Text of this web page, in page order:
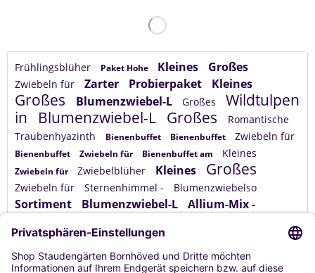
Frühlingsblüher Paket Hohe Kleines Großes
Zwiebeln für Zarter Probierpaket Kleines
Großes Blumenzwiebel-L Großes
Wildtulpen
in
Blumenzwiebel-L Großes
Romantische
Traubenhyazinth
Bienenbuffet Bienenbuffet Zwiebeln für
Bienenbuffet Zwiebeln für Bienenbuffet am Kleines
Zwiebeln für Zwiebelblüher Kleines Großes
Zwiebeln für Sternenhimmel - Blumenzwiebelso
Sortiment Blumenzwiebel-L Allium-Mix -
Wildhafte
Leuchtende
Zwiebeln für